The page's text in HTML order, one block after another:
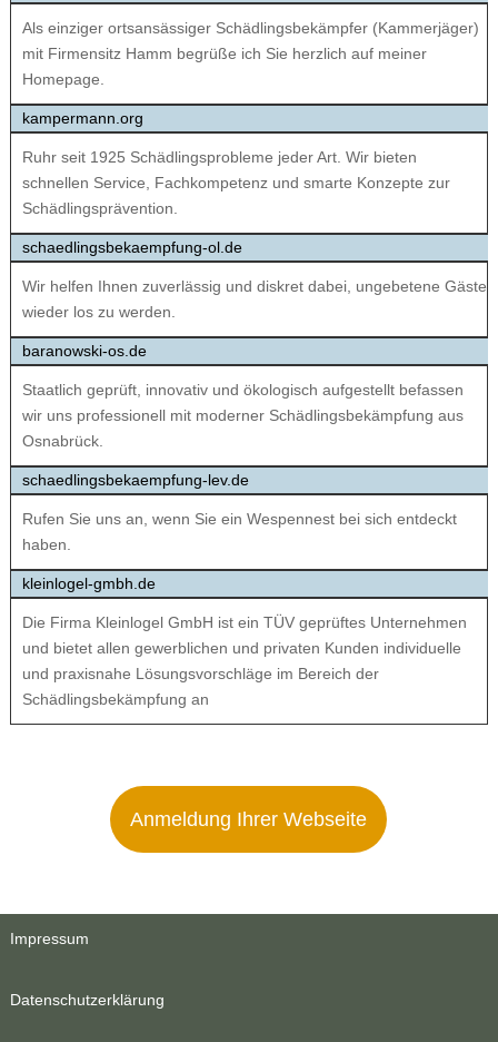
Als einziger ortsansässiger Schädlingsbekämpfer (Kammerjäger)
mit Firmensitz Hamm begrüße ich Sie herzlich auf meiner
Homepage.
kampermann.org
Ruhr seit 1925 Schädlingsprobleme jeder Art. Wir bieten
schnellen Service, Fachkompetenz und smarte Konzepte zur
Schädlingsprävention.
schaedlingsbekaempfung-ol.de
Wir helfen Ihnen zuverlässig und diskret dabei, ungebetene Gäste
wieder los zu werden.
baranowski-os.de
Staatlich geprüft, innovativ und ökologisch aufgestellt befassen
wir uns professionell mit moderner Schädlingsbekämpfung aus
Osnabrück.
schaedlingsbekaempfung-lev.de
Rufen Sie uns an, wenn Sie ein Wespennest bei sich entdeckt
haben.
kleinlogel-gmbh.de
Die Firma Kleinlogel GmbH ist ein TÜV geprüftes Unternehmen
und bietet allen gewerblichen und privaten Kunden individuelle
und praxisnahe Lösungsvorschläge im Bereich der
Schädlingsbekämpfung an
Anmeldung Ihrer Webseite
Impressum
Datenschutzerklärung